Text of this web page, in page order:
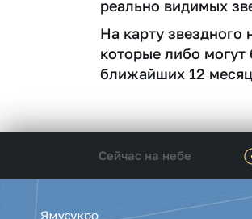
реально видимых
На карту
которые либо
ближайших 12
Сейчас на небе